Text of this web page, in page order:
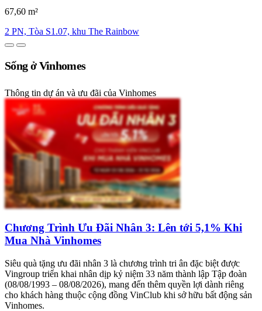
67,60 m²
2 PN, Tòa S1.07, khu The Rainbow
Sống ở Vinhomes
Thông tin dự án và ưu đãi của Vinhomes
Chương Trình Ưu Đãi Nhân 3: Lên tới 5,1% Khi
Mua Nhà Vinhomes
Siêu quà tặng ưu đãi nhân 3 là chương trình tri ân đặc biệt được
Vingroup triển khai nhân dịp kỷ niệm 33 năm thành lập Tập đoàn
(08/08/1993 – 08/08/2026), mang đến thêm quyền lợi dành riêng
cho khách hàng thuộc cộng đồng VinClub khi sở hữu bất động sản
Vinhomes.